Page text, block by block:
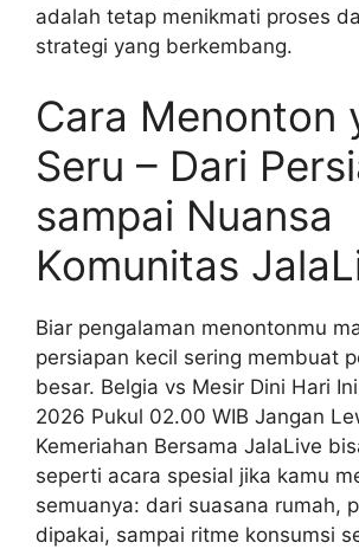
adalah tetap menikmati proses
strategi yang berkembang.
Cara Menonton
Seru – Dari
sampai Nuansa
Komunitas
Biar pengalaman menontonmu
persiapan kecil sering membuat
besar. Belgia vs Mesir Dini Hari
2026 Pukul 02.00 WIB Jangan
Kemeriahan Bersama JalaLive
seperti acara spesial jika kamu
semuanya: dari suasana rumah,
dipakai, sampai ritme konsumsi